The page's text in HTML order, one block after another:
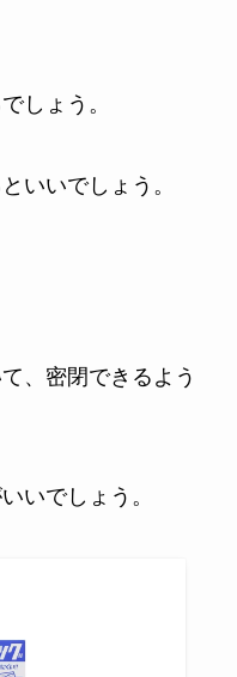
しょう。
いいでしょう。
、密閉できるよう
いでしょう。